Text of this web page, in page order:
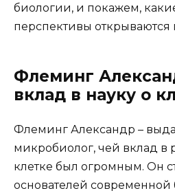
биологии, и покажем,
перспективы открываются
Флеминг
вклад в науку о
Флеминг Александр –
микробиолог, чей вклад в
клетке был огромным. Он
основателей современной